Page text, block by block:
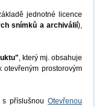
jednotné licence
snímků a archiválií),
, který mj. obsahuje
prostorovým
příslušnou Otevřenou